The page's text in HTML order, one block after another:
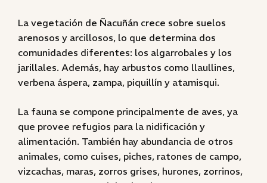
La vegetación de Ñacuñán crece sobre suelos
arenosos y arcillosos, lo que determina dos
comunidades diferentes: los algarrobales y los
jarillales. Además, hay arbustos como llaullines,
verbena áspera, zampa, piquillín y atamisqui.
La fauna se compone principalmente de aves, ya
que provee refugios para la nidificación y
alimentación. También hay abundancia de otros
animales, como cuises, piches, ratones de campo,
vizcachas, maras, zorros grises, hurones, zorrinos,